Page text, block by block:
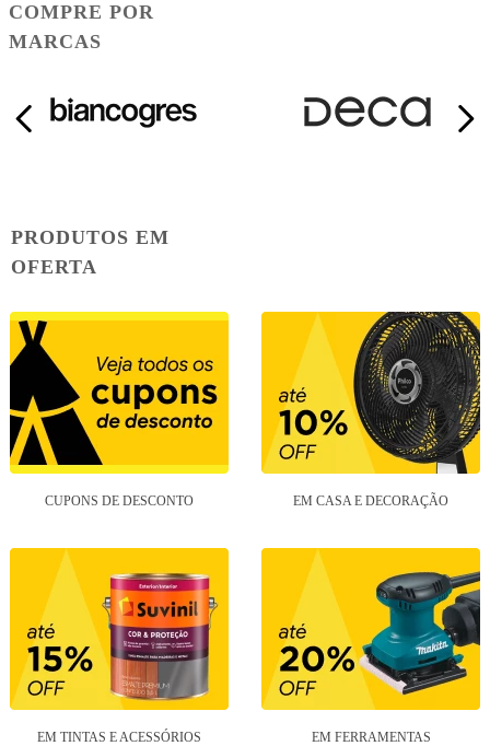
COMPRE POR
MARCAS
PRODUTOS EM
OFERTA
CUPONS DE DESCONTO EM CASA E DECORAÇÃO
EM TINTAS E ACESSÓRIOS EM FERRAMENTAS